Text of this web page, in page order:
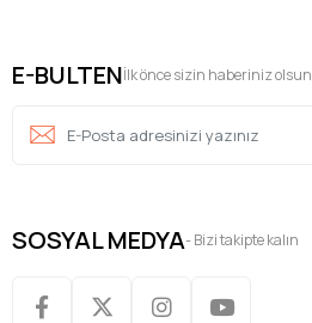
E-BULTENİlk önce sizin haberiniz olsun
SOSYAL MEDYA- Bizi takipte kalın